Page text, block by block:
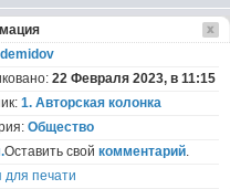
demidov
22 Февраля 2023, в 11:15
1. Авторская колонка
Общество
Оставить свой комментарий.
для печати